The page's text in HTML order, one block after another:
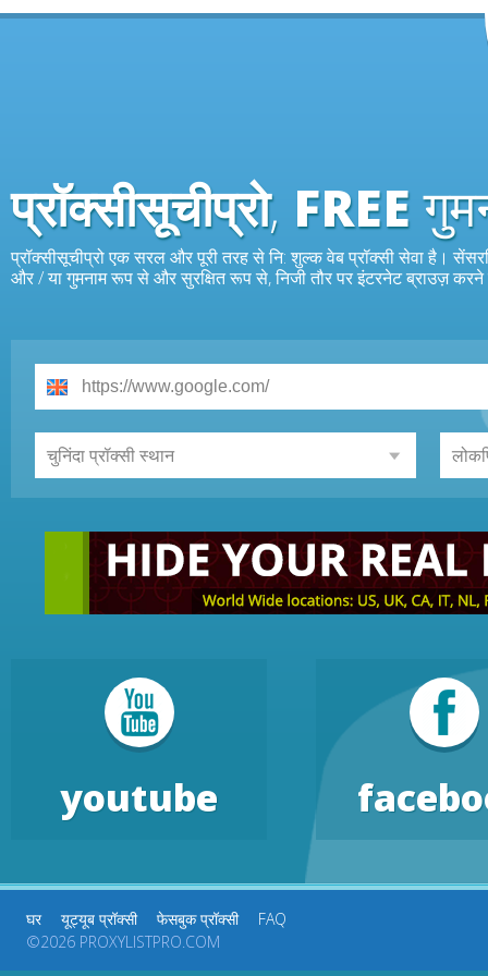
प्रॉक्सीसूचीप्रो, FREE
प्रॉक्सीसूचीप्रो एक सरल और पूरी तरह से नि: शुल्क वेब प्रॉक्सी सेवा है।
और / या गुमनाम रूप से और सुरक्षित रूप से, निजी तौर पर इंटरनेट ब्राउज़
चुनिंदा प्रॉक्सी स्थान
youtube
घर यूट्यूब प्रॉक्सी फेसबुक प्रॉक्सी
FAQ
©2026 PROXYLISTPRO.COM